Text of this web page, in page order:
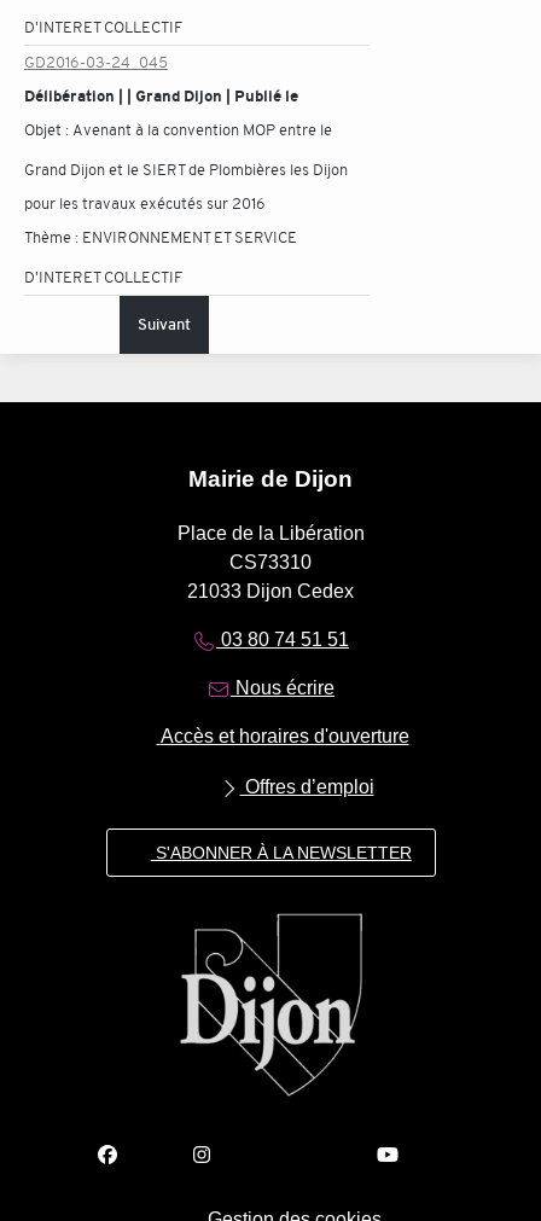
D'INTERET COLLECTIF
GD2016-03-24_045
Délibération | | Grand Dijon | Publié le
Objet : Avenant à la convention MOP entre le
Grand Dijon et le SIERT de Plombières les Dijon
pour les travaux exécutés sur 2016
Thème : ENVIRONNEMENT ET SERVICE
D'INTERET COLLECTIF
Suivant
Mairie de Dijon
Place de la Libération
CS73310
21033 Dijon Cedex
03 80 74 51 51
Nous écrire
Accès et horaires d'ouverture
Offres d’emploi
S'ABONNER À LA NEWSLETTER